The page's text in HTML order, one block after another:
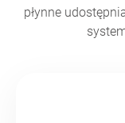
płynne